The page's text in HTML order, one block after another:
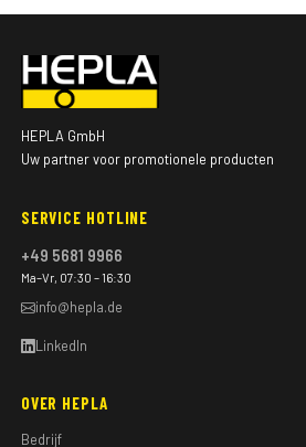
HEPLA GmbH
Uw partner voor promotionele producten
SERVICE HOTLINE
+49 5681 9966
Ma–Vr, 07:30 – 16:30
info@hepla.de
LinkedIn
OVER HEPLA
Bedrijf